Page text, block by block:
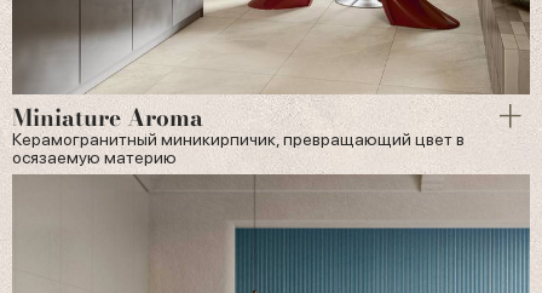
Miniature Aroma
Керамогранитный миникирпичик, превращающий цвет в
осязаемую материю